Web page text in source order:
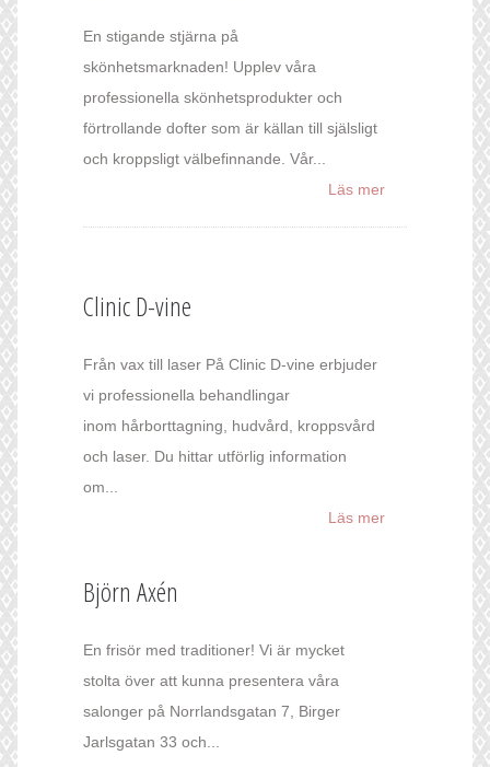
En stigande stjärna på
skönhetsmarknaden! Upplev våra
professionella skönhetsprodukter och
förtrollande dofter som är källan till själsligt
och kroppsligt välbefinnande. Vår...
Läs mer
Clinic D-vine
Från vax till laser På Clinic D-vine erbjuder
vi professionella behandlingar
inom hårborttagning, hudvård, kroppsvård
och laser. Du hittar utförlig information
om...
Läs mer
Björn Axén
En frisör med traditioner! Vi är mycket
stolta över att kunna presentera våra
salonger på Norrlandsgatan 7, Birger
Jarlsgatan 33 och...